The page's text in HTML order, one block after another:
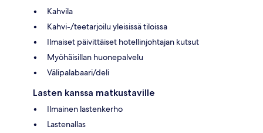
Kahvila
Kahvi-/teetarjoilu yleisissä tiloissa
Ilmaiset päivittäiset hotellinjohtajan kutsut
Myöhäisillan huonepalvelu
Välipalabaari/deli
Lasten kanssa matkustaville
Ilmainen lastenkerho
Lastenallas